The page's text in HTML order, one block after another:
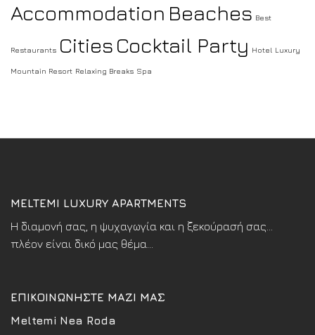
Accommodation Beaches Best
Restaurants Cities Cocktail Party Hotel Luxury
Mountain Resort Relaxing Breaks Spa
MELTEMI LUXURY APARTMENTS
Η διαμονή σας, η ψυχαγωγία και η ξεκούρασή σας...
πλέον είναι δικό μας θέμα...
ΕΠΙΚΟΙΝΩΝΗΣΤΕ ΜΑΖΙ ΜΑΣ
Meltemi Nea Roda